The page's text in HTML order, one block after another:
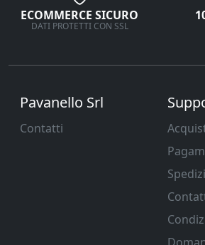
ECOMMERCE SICURO
DATI PROTETTI CON SSL
Pavanello Srl
Contatti